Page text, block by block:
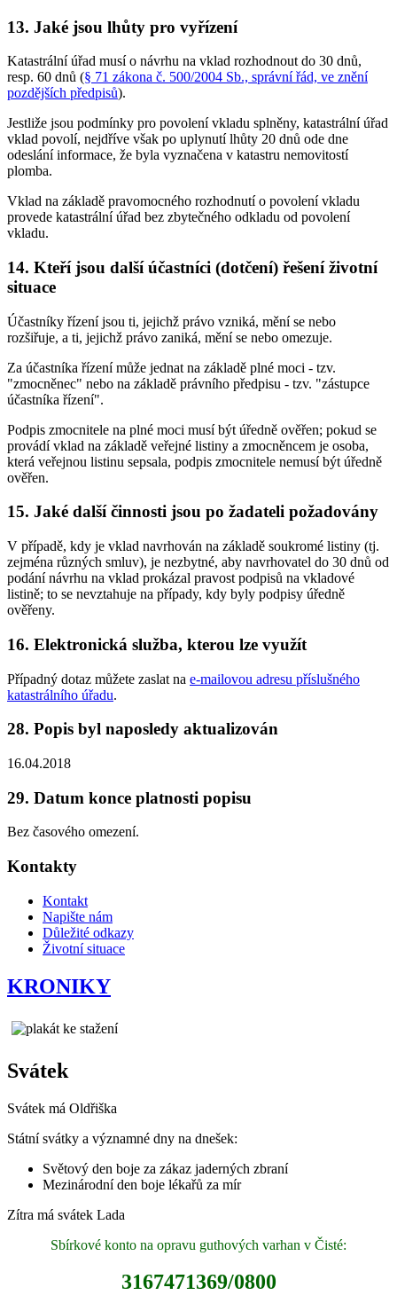
13. Jaké jsou lhůty pro vyřízení
Katastrální úřad musí o návrhu na vklad rozhodnout do 30 dnů,
resp. 60 dnů (§ 71 zákona č. 500/2004 Sb., správní řád, ve znění
pozdějších předpisů).
Jestliže jsou podmínky pro povolení vkladu splněny, katastrální úřad
vklad povolí, nejdříve však po uplynutí lhůty 20 dnů ode dne
odeslání informace, že byla vyznačena v katastru nemovitostí
plomba.
Vklad na základě pravomocného rozhodnutí o povolení vkladu
provede katastrální úřad bez zbytečného odkladu od povolení
vkladu.
14. Kteří jsou další účastníci (dotčení) řešení životní
situace
Účastníky řízení jsou ti, jejichž právo vzniká, mění se nebo
rozšiřuje, a ti, jejichž právo zaniká, mění se nebo omezuje.
Za účastníka řízení může jednat na základě plné moci - tzv.
"zmocněnec" nebo na základě právního předpisu - tzv. "zástupce
účastníka řízení".
Podpis zmocnitele na plné moci musí být úředně ověřen; pokud se
provádí vklad na základě veřejné listiny a zmocněncem je osoba,
která veřejnou listinu sepsala, podpis zmocnitele nemusí být úředně
ověřen.
15. Jaké další činnosti jsou po žadateli požadovány
V případě, kdy je vklad navrhován na základě soukromé listiny (tj.
zejména různých smluv), je nezbytné, aby navrhovatel do 30 dnů od
podání návrhu na vklad prokázal pravost podpisů na vkladové
listině; to se nevztahuje na případy, kdy byly podpisy úředně
ověřeny.
16. Elektronická služba, kterou lze využít
Případný dotaz můžete zaslat na e-mailovou adresu příslušného
katastrálního úřadu.
28. Popis byl naposledy aktualizován
16.04.2018
29. Datum konce platnosti popisu
Bez časového omezení.
Kontakty
Kontakt
Napište nám
Důležité odkazy
Životní situace
KRONIKY
Svátek
Svátek má Oldřiška
Státní svátky a významné dny na dnešek:
Světový den boje za zákaz jaderných zbraní
Mezinárodní den boje lékařů za mír
Zítra má svátek Lada
Sbírkové konto na opravu guthových varhan v Čisté:
3167471369/0800